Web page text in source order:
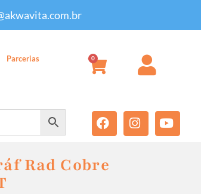
Parcerias 0
Rad Cobre